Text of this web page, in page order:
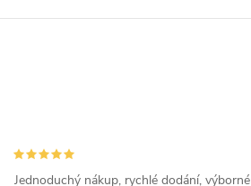
Jednoduchý nákup, rychlé dodání, výborné